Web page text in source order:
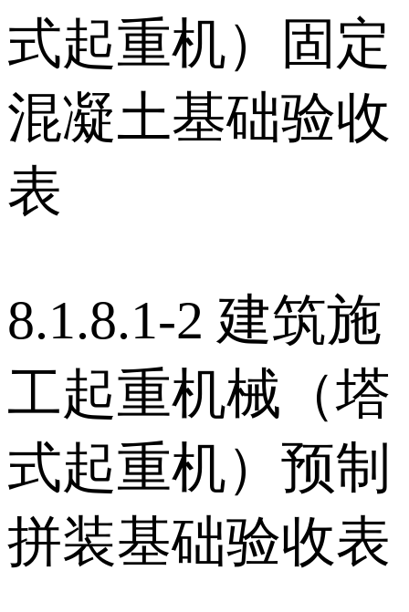
式起重机）固定
混凝土基础验收
表
8.1.8.1-2 建筑施
工起重机械（塔
式起重机）预制
拼装基础验收表